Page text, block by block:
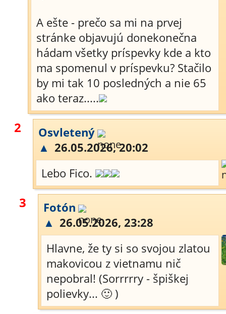
A ešte - prečo sa mi na prvej
stránke objavujú donekonečna
hádam všetky príspevky kde a kto
ma spomenul v príspevku? Stačilo
by mi tak 10 posledných a nie 65
ako teraz.....
2
Osvletený
▲ 26.05.2026, 20:02
Lebo Fico.
3
Fotón
▲ 26.05.2026, 23:28
Hlavne, že ty si so svojou zlatou
makovicou z vietnamu nič
nepobral! (Sorrrrry - špiškej
polievky... 🙂 )